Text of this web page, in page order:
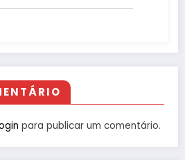
para publicar um comentário.